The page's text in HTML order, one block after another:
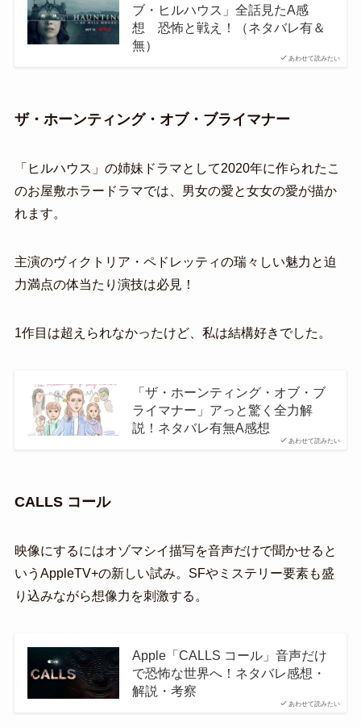
あわせて読みたい
ブ・ヒルハウス」全話見たA感
想 恐怖と戦え！（ネタバレ有＆
無）
ザ・ホーンティング・オブ・ブライマナー
「ヒルハウス」の姉妹ドラマとして2020年に作られたこ
のお屋敷ホラードラマでは、男女の愛と女女の愛が描か
れます。
主演のヴィクトリア・ペドレッティの瑞々しい魅力と迫
力満点の体当たり演技は必見！
1作目は超えられなかったけど、私は結構好きでした。
あわせて読みたい
「ザ・ホーンティング・オブ・ブ
ライマナー」アっと驚く全力解
説！ネタバレ有無A感想
CALLS コール
映像にするにはオゾマシイ描写を音声だけで聞かせると
いうAppleTV+の新しい試み。SFやミステリー要素も盛
り込みながら想像力を刺激する。
あわせて読みたい
Apple「CALLS コール」音声だけ
で恐怖な世界へ！ネタバレ感想・
解説・考察